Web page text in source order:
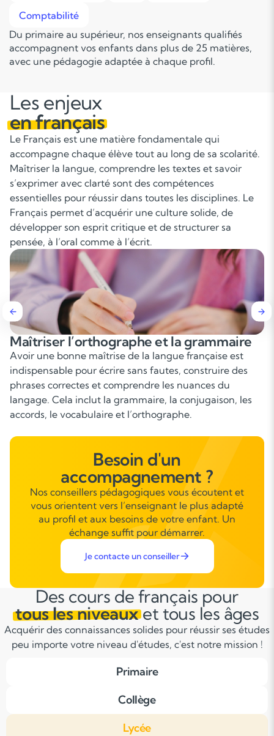
Comptabilité
Du primaire au supérieur, nos enseignants qualifiés
accompagnent vos enfants dans plus de 25 matières,
avec une pédagogie adaptée à chaque profil.
Les enjeux
en français
Le Français est une matière fondamentale qui
accompagne chaque élève tout au long de sa scolarité.
Maîtriser la langue, comprendre les textes et savoir
s’exprimer avec clarté sont des compétences
essentielles pour réussir dans toutes les disciplines. Le
Français permet d’acquérir une culture solide, de
développer son esprit critique et de structurer sa
pensée, à l’oral comme à l’écrit.
Améliorer l’expression écrite et orale
Le Français prend également une place importante
dans la prise de parole : exposés, oraux du brevet et
baccalauréat, argumentation, lecture expressive.
s’exprimer clairement, convaincre et structurer ses
propos est un véritable atout pour l’avenir.
Besoin d'un
accompagnement ?
Nos conseillers pédagogiques vous écoutent et
vous orientent vers l’enseignant le plus adapté
au profil et aux besoins de votre enfant. Un
échange suffit pour démarrer.
Je contacte un conseiller
Des cours de français pour
tous les niveauxet tous les âges
Acquérir des connaissances solides pour réussir ses études
peu importe votre niveau d'études, c'est notre mission !
Primaire
Collège
Lycée